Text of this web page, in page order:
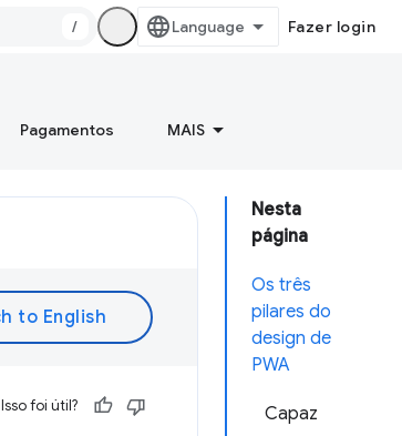
/ Fazer login
Pagamentos MAIS
Nesta
página
Os três
pilares do
design de
PWA
Capaz
Isso foi útil?